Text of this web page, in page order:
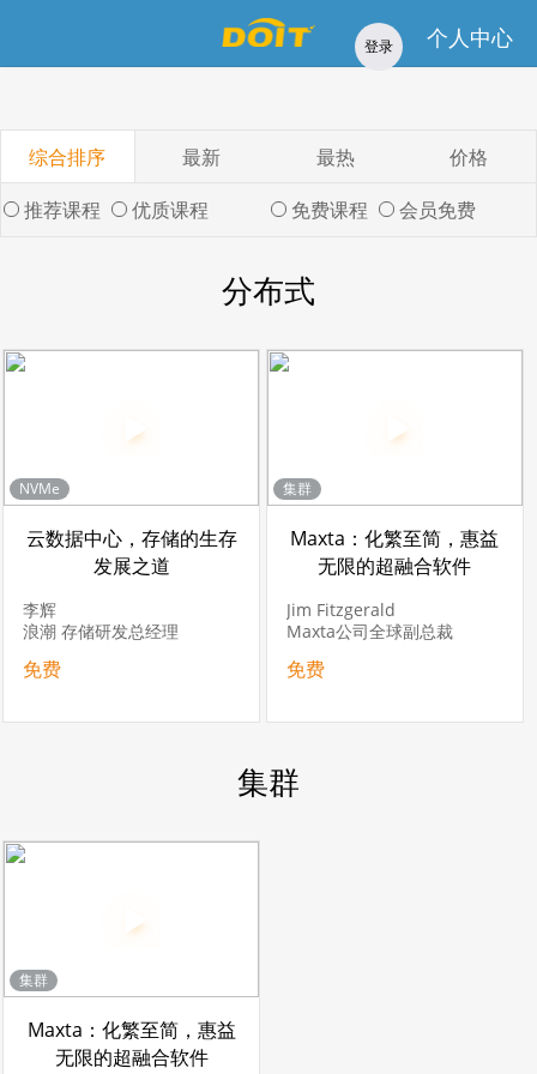
登录 个人中心
会员免费 专题课程 讲师招募
综合排序 最新 最热
价格
推荐课程
优质课程 免费课程 会员免费
分布式
NVMe
云数据中心，存储的生存
发展之道
李辉
浪潮 存储研发总经理
免费
集群
Maxta：化繁至简，惠益
无限的超融合软件
Jim Fitzgerald
Maxta公司全球副总裁
免费
集群
集群
Maxta：化繁至简，惠益
无限的超融合软件